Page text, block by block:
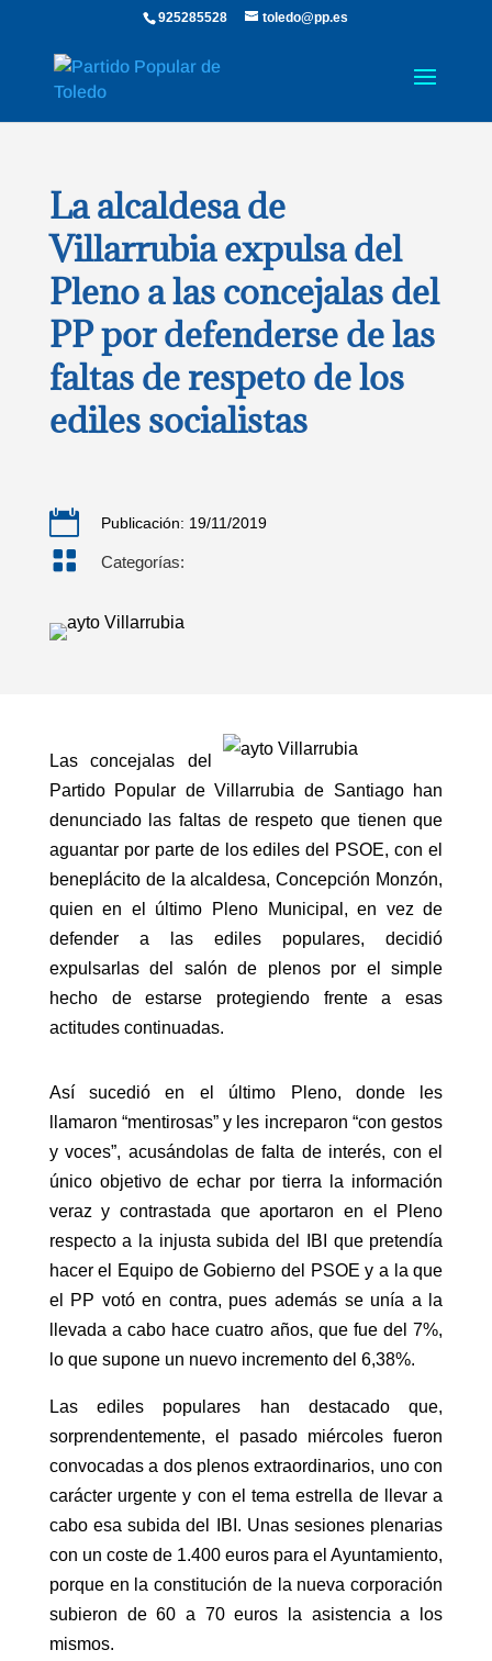
925285528 toledo@pp.es
La alcaldesa de
Villarrubia expulsa del
Pleno a las concejalas del
PP por defenderse de las
faltas de respeto de los
ediles socialistas
 Publicación: 19/11/2019
 Categorías:
Las concejalas del
Partido Popular de Villarrubia de Santiago han
denunciado las faltas de respeto que tienen que
aguantar por parte de los ediles del PSOE, con el
beneplácito de la alcaldesa, Concepción Monzón,
quien en el último Pleno Municipal, en vez de
defender a las ediles populares, decidió
expulsarlas del salón de plenos por el simple
hecho de estarse protegiendo frente a esas
actitudes continuadas.
Así sucedió en el último Pleno, donde les
llamaron “mentirosas” y les increparon “con gestos
y voces”, acusándolas de falta de interés, con el
único objetivo de echar por tierra la información
veraz y contrastada que aportaron en el Pleno
respecto a la injusta subida del IBI que pretendía
hacer el Equipo de Gobierno del PSOE y a la que
el PP votó en contra, pues además se unía a la
llevada a cabo hace cuatro años, que fue del 7%,
lo que supone un nuevo incremento del 6,38%.
Las ediles populares han destacado que,
sorprendentemente, el pasado miércoles fueron
convocadas a dos plenos extraordinarios, uno con
carácter urgente y con el tema estrella de llevar a
cabo esa subida del IBI. Unas sesiones plenarias
con un coste de 1.400 euros para el Ayuntamiento,
porque en la constitución de la nueva corporación
subieron de 60 a 70 euros la asistencia a los
mismos.